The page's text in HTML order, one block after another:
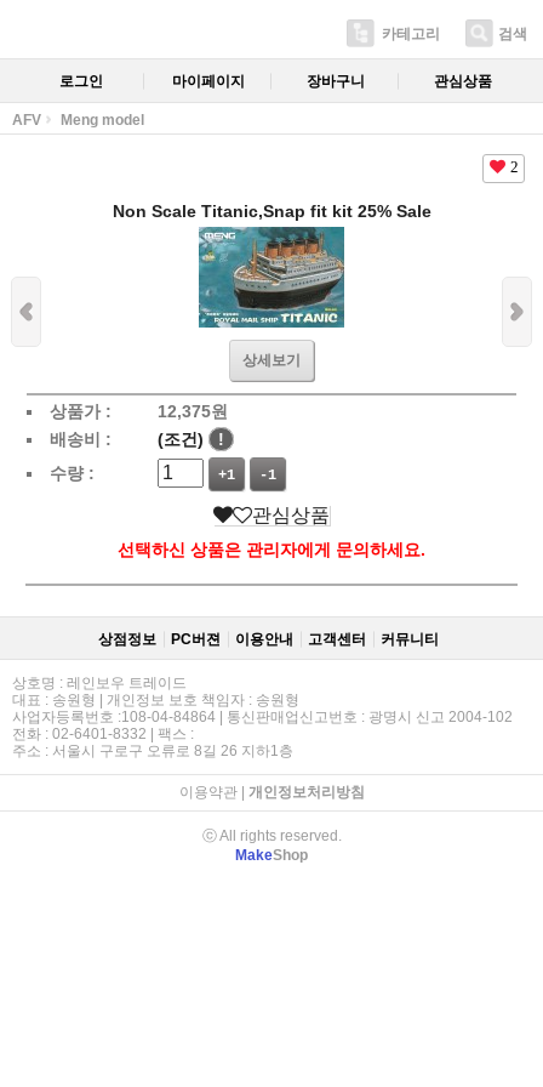
카테고리 검색
로그인 마이페이지 장바구니 관심상품
AFV Meng model
2
Non Scale Titanic,Snap fit kit 25% Sale
상세보기
상품가 : 12,375원
배송비 :
(조건)
!
수량 :
+1 -1
관심상품
선택하신 상품은 관리자에게 문의하세요.
상점정보 PC버젼 이용안내 고객센터 커뮤니티
상호명 : 레인보우 트레이드
대표 : 송원형 | 개인정보 보호 책임자 : 송원형
사업자등록번호 :108-04-84864 | 통신판매업신고번호 : 광명시 신고 2004-102
전화 : 02-6401-8332 | 팩스 :
주소 : 서울시 구로구 오류로 8길 26 지하1층
이용약관| 개인정보처리방침
ⓒ All rights reserved.
MakeShop